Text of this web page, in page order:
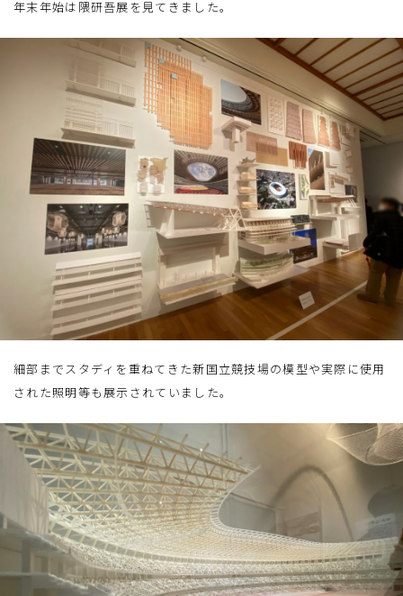
年末年始は隈研吾展を見てきました。
細部までスタディを重ねてきた新国立競技場の模型や実際に使用
された照明等も展示されていました。